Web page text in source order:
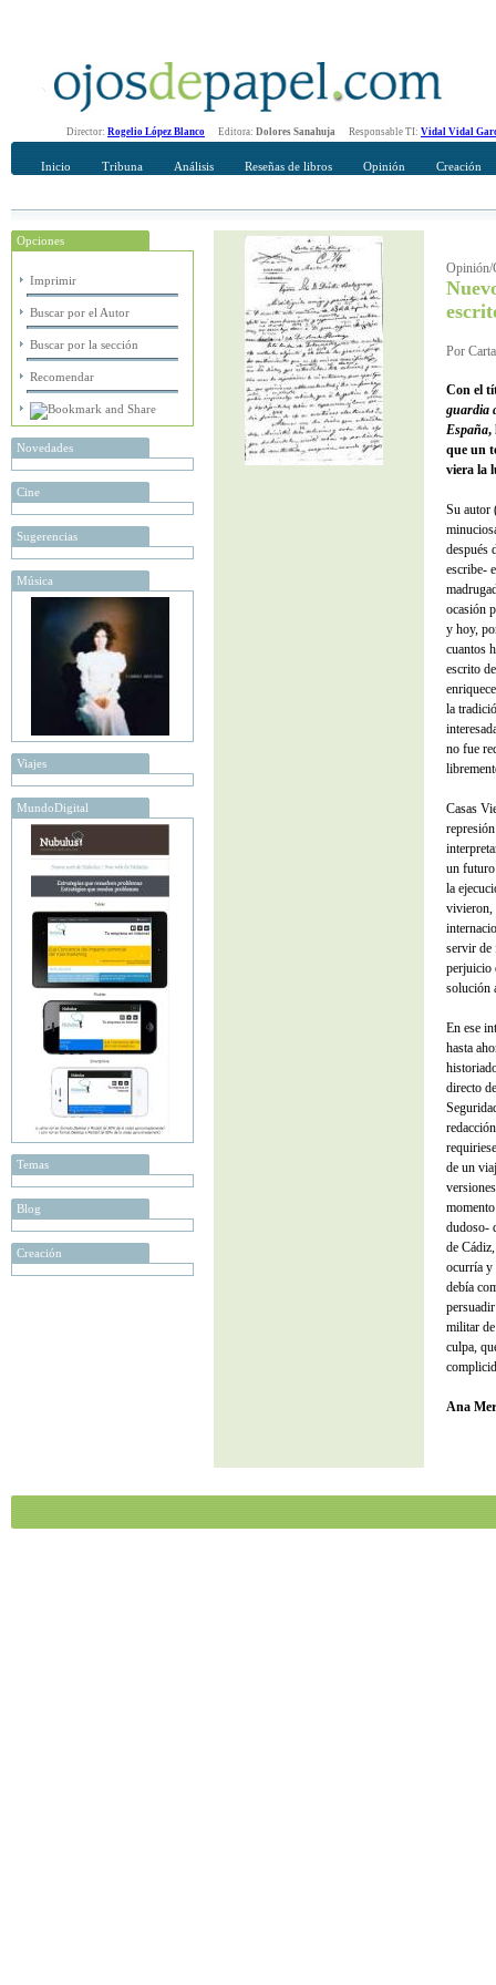
Director: Rogelio López Blanco Editora: Dolores Sanahuja Responsable TI: Vidal Vidal
Inicio Tribuna Análisis Reseñas de libros Opinión Creación
Opciones
Imprimir
Buscar por el Autor
Buscar por la sección
Recomendar
Novedades
Cine
Sugerencias
Música
Viajes
MundoDigital
Temas
Blog
Creación
Recomendar
Su nombre Completo
Opinión/
Por
Con el
guardia
España,
que un
viera la
Su autor
después
escribe-
ocasión
y hoy,
cuantos
escrito
la
no fue
Casas
un futuro
la
vivieron,
servir de
perjuicio
solución
En ese
hasta
directo
de un
dudoso-
de
ocurría y
debía
militar
culpa,
Ana